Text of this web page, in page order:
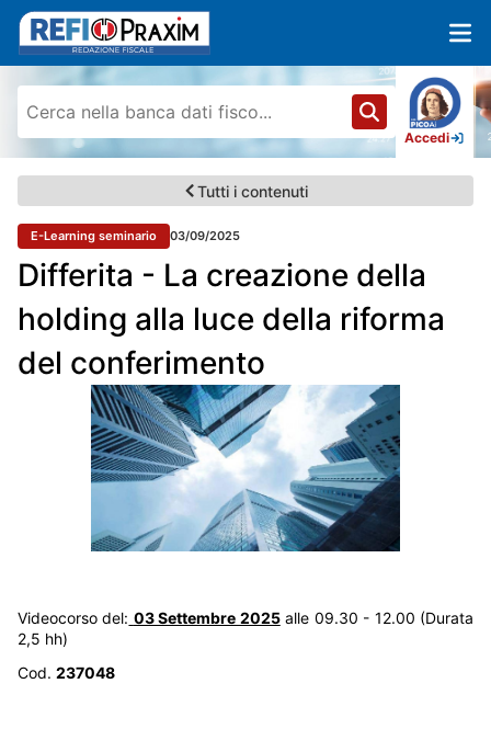
Accedi
Tutti i contenuti
E-Learning seminario 03/09/2025
Differita - La creazione della
holding alla luce della riforma
del conferimento
Videocorso del: 03 Settembre 2025alle 09.30 - 12.00 (Durata
2,5 hh)
Cod. 237048